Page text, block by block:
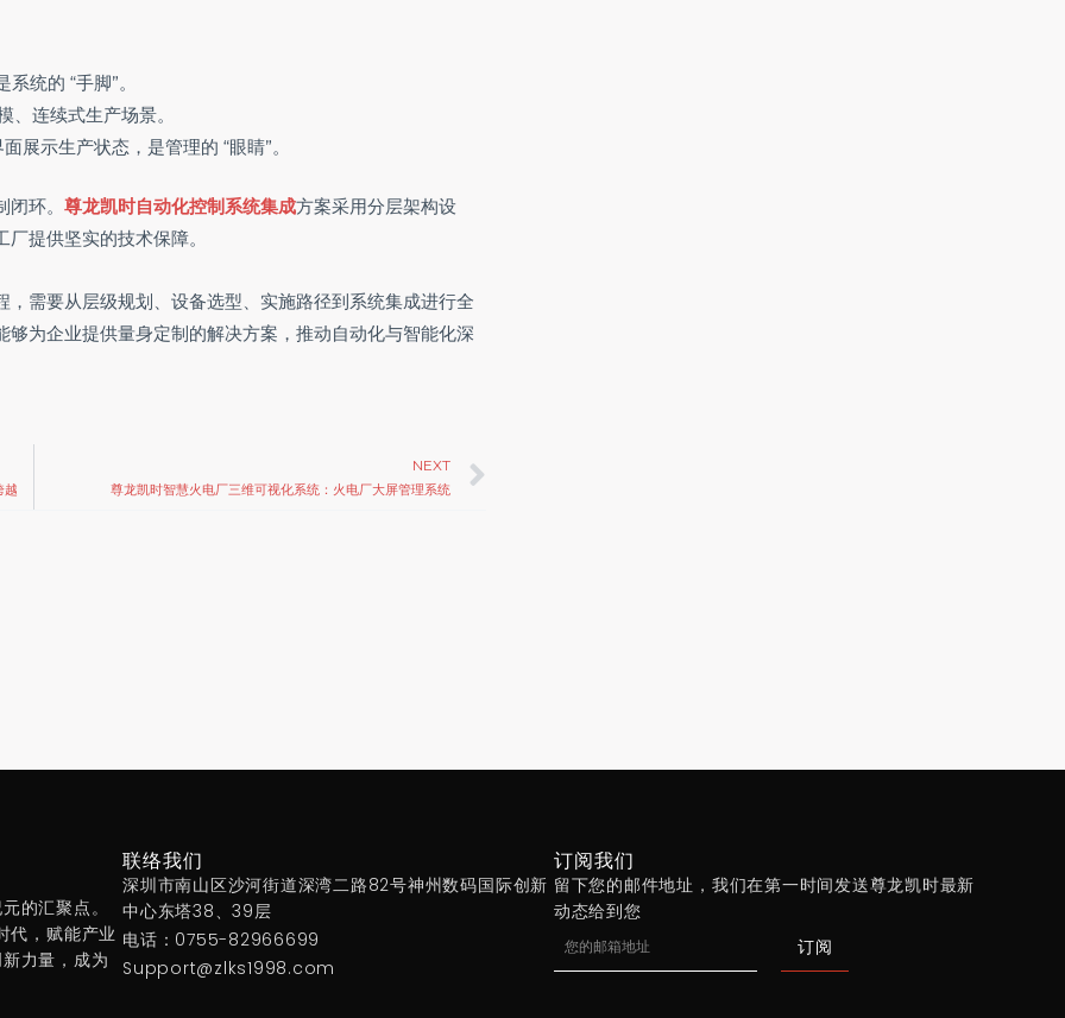
统的 “手脚”。
连续式生产场景。
展示生产状态，是管理的 “眼睛”。
环。 尊龙凯时自动化控制系统集成方案采用分层架构设
提供坚实的技术保障。
，需要从层级规划、设备选型、实施路径到系统集成进行全
为企业提供量身定制的解决方案，推动自动化与智能化深
越
NEXT
尊龙凯时智慧火电厂三维可视化系统：火电厂大屏管理系统
的汇聚点。
代，赋能产业
力量，成为
联络我们
深圳市南山区沙河街道深湾二路82号神州数码国际创新
中心东塔38、39层
电话：0755-82966699
Support@zlks1998.com
订阅我们
留下您的邮件地址，我们在第一时间发送尊龙凯时最新
动态给到您
Email 订阅